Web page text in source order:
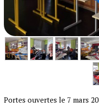
Portes ouvertes le 7 mars